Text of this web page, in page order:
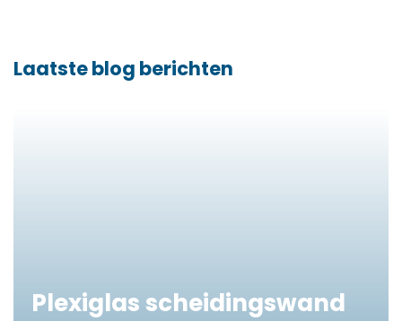
Laatste blog berichten
Plexiglas scheidingswand